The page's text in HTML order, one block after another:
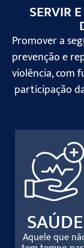
SERVIR
Promover a
prevenção e
violência, com
participação
SAÚDE
Aquele que